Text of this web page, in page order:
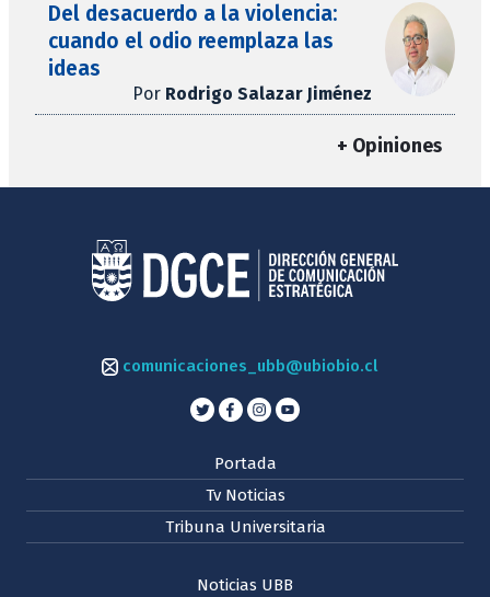
Del desacuerdo a la violencia:
cuando el odio reemplaza las
ideas
Por Rodrigo Salazar Jiménez
+ Opiniones
comunicaciones_ubb@ubiobio.cl
Portada
Tv Noticias
Tribuna Universitaria
Noticias UBB